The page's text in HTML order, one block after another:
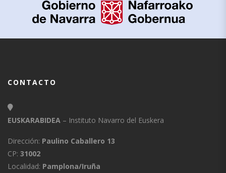
CONTACTO
EUSKARABIDEA – Instituto Navarro del Euskera
Dirección: Paulino Caballero 13
CP: 31002
Localidad: Pamplona/Iruña